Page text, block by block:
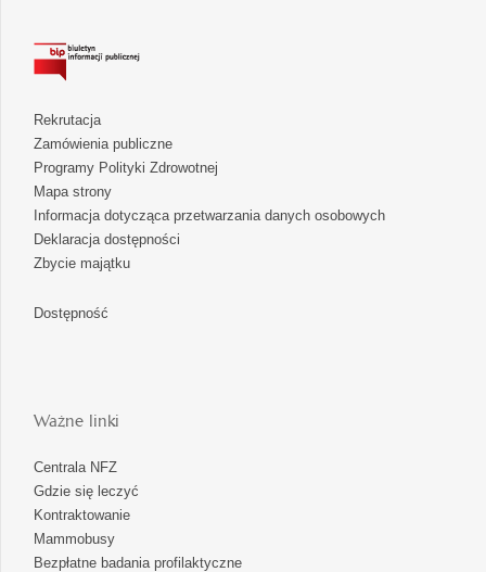
Rekrutacja
Zamówienia publiczne
Programy Polityki Zdrowotnej
Mapa strony
Informacja dotycząca przetwarzania danych osobowych
Deklaracja dostępności
Zbycie majątku
Dostępność
Ważne linki
Centrala NFZ
Gdzie się leczyć
Kontraktowanie
Mammobusy
Bezpłatne badania profilaktyczne